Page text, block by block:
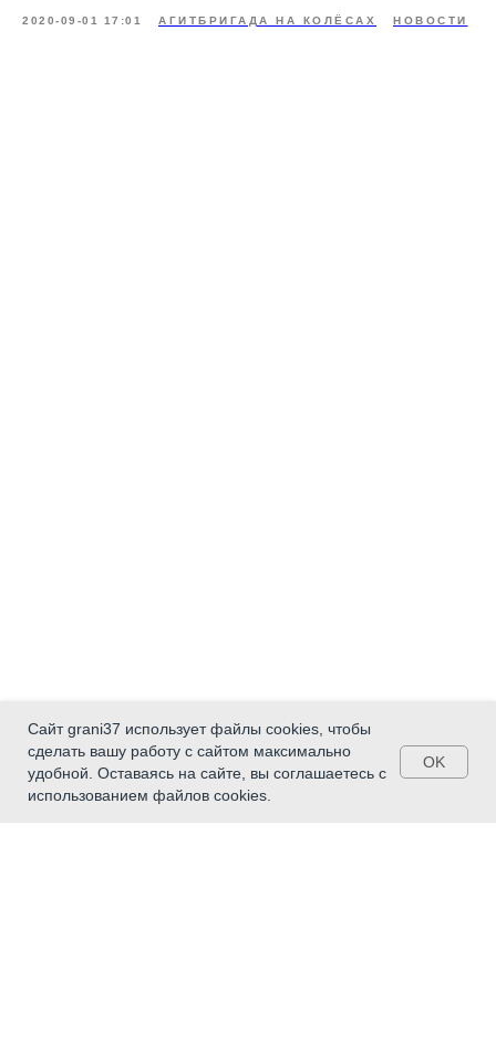
2020-09-01 17:01 АГИТБРИГАДА НА КОЛЁСАХ НОВОСТИ
Сайт grani37 использует файлы cookies, чтобы
сделать вашу работу с сайтом максимально
удобной. Оставаясь на сайте, вы соглашаетесь с
использованием файлов cookies.
OK